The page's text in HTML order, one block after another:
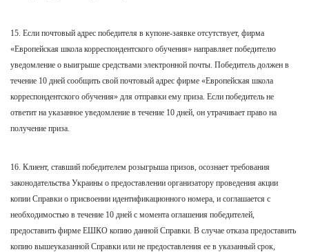
15. Если почтовый адрес победителя в купоне-заявке отсутствует, фирма
«Европейская школа корреспондентского обучения» направляет победителю
уведомление о выигрыше средствами электронной почты. Победитель должен в
течение 10 дней сообщить свой почтовый адрес фирме «Европейская школа
корреспондентского обучения» для отправки ему приза. Если победитель не
ответит на указанное уведомление в течение 10 дней, он утрачивает право на
получение приза.
16. Клиент, ставший победителем розыгрыша призов, осознает требования
законодательства Украины о предоставлении организатору проведения акции
копии Справки о присвоении идентификационного номера, и соглашается с
необходимостью в течение 10 дней с момента оглашения победителей,
предоставить фирме ЕШКО копию данной Справки. В случае отказа предоставить
копию вышеуказанной Справки или не предоставления ее в указанный срок,